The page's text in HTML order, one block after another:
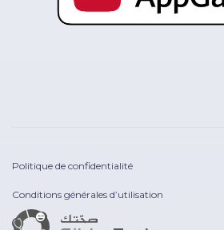
Politique de confidentialité
Conditions générales d’utilisation